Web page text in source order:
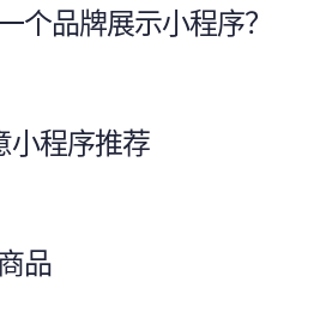
个品牌展示小程序？
小程序推荐
品